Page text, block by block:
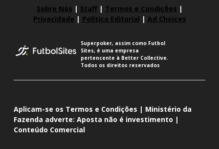
Sobre Nós | Staff| Termos e Condições |
Privacidade | Política Editorial | Ad Choices
Superpoker, assim como Futbol
Sites, é uma empresa
pertencente à Better Collective.
Todos os direitos reservados
Aplicam-se os Termos e Condições | Ministério da
Fazenda adverte: Aposta não é investimento |
Conteúdo Comercial